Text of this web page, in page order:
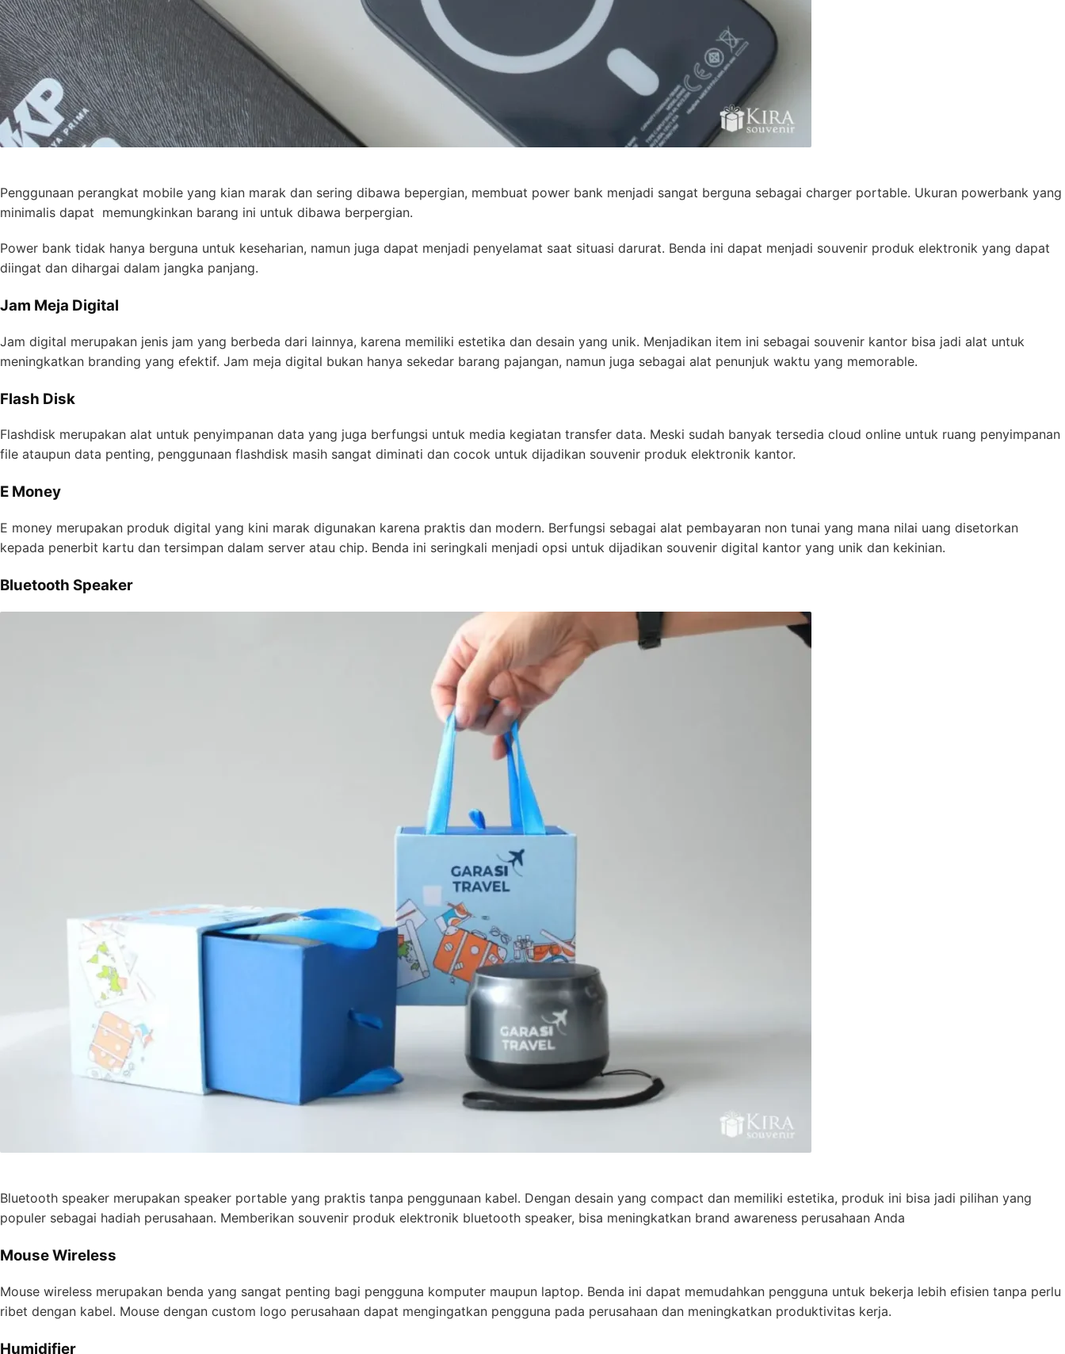
Penggunaan perangkat mobile yang kian marak dan sering dibawa bepergian, membuat power bank menjadi sangat berguna sebagai charger portable. Ukuran powerbank yang
minimalis dapat memungkinkan barang ini untuk dibawa berpergian.
Power bank tidak hanya berguna untuk keseharian, namun juga dapat menjadi penyelamat saat situasi darurat. Benda ini dapat menjadi souvenir produk elektronik yang dapat
diingat dan dihargai dalam jangka panjang.
Jam Meja Digital
Jam digital merupakan jenis jam yang berbeda dari lainnya, karena memiliki estetika dan desain yang unik. Menjadikan item ini sebagai souvenir kantor bisa jadi alat untuk
meningkatkan branding yang efektif. Jam meja digital bukan hanya sekedar barang pajangan, namun juga sebagai alat penunjuk waktu yang memorable.
Flash Disk
Flashdisk merupakan alat untuk penyimpanan data yang juga berfungsi untuk media kegiatan transfer data. Meski sudah banyak tersedia cloud online untuk ruang penyimpanan
file ataupun data penting, penggunaan flashdisk masih sangat diminati dan cocok untuk dijadikan souvenir produk elektronik kantor.
E Money
E money merupakan produk digital yang kini marak digunakan karena praktis dan modern. Berfungsi sebagai alat pembayaran non tunai yang mana nilai uang disetorkan
kepada penerbit kartu dan tersimpan dalam server atau chip. Benda ini seringkali menjadi opsi untuk dijadikan souvenir digital kantor yang unik dan kekinian.
Bluetooth Speaker
Bluetooth speaker merupakan speaker portable yang praktis tanpa penggunaan kabel. Dengan desain yang compact dan memiliki estetika, produk ini bisa jadi pilihan yang
populer sebagai hadiah perusahaan. Memberikan souvenir produk elektronik bluetooth speaker, bisa meningkatkan brand awareness perusahaan Anda
Mouse Wireless
Mouse wireless merupakan benda yang sangat penting bagi pengguna komputer maupun laptop. Benda ini dapat memudahkan pengguna untuk bekerja lebih efisien tanpa perlu
ribet dengan kabel. Mouse dengan custom logo perusahaan dapat mengingatkan pengguna pada perusahaan dan meningkatkan produktivitas kerja.
Humidifier